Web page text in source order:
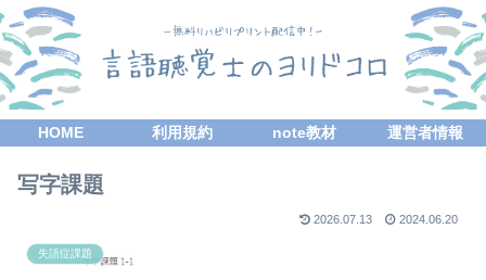
HOME 利用規約 note教材 運営者情報
写字課題
2026.07.13 2024.06.20
失語症課題